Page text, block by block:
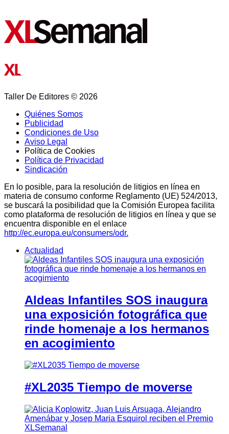
Taller De Editores © 2026
Quiénes Somos
Publicidad
Condiciones de Uso
Aviso Legal
Política de Cookies
Política de Privacidad
Sindicación
En lo posible, para la resolución de litigios en línea en
materia de consumo conforme Reglamento (UE) 524/2013,
se buscará la posibilidad que la Comisión Europea facilita
como plataforma de resolución de litigios en línea y que se
encuentra disponible en el enlace
http://ec.europa.eu/consumers/odr.
Actualidad
Aldeas Infantiles SOS inaugura
una exposición fotográfica que
rinde homenaje a los hermanos
en acogimiento
#XL2035 Tiempo de moverse